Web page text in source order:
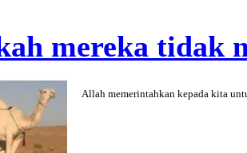
mereka tidak
Allah memerintahkan kepada kita